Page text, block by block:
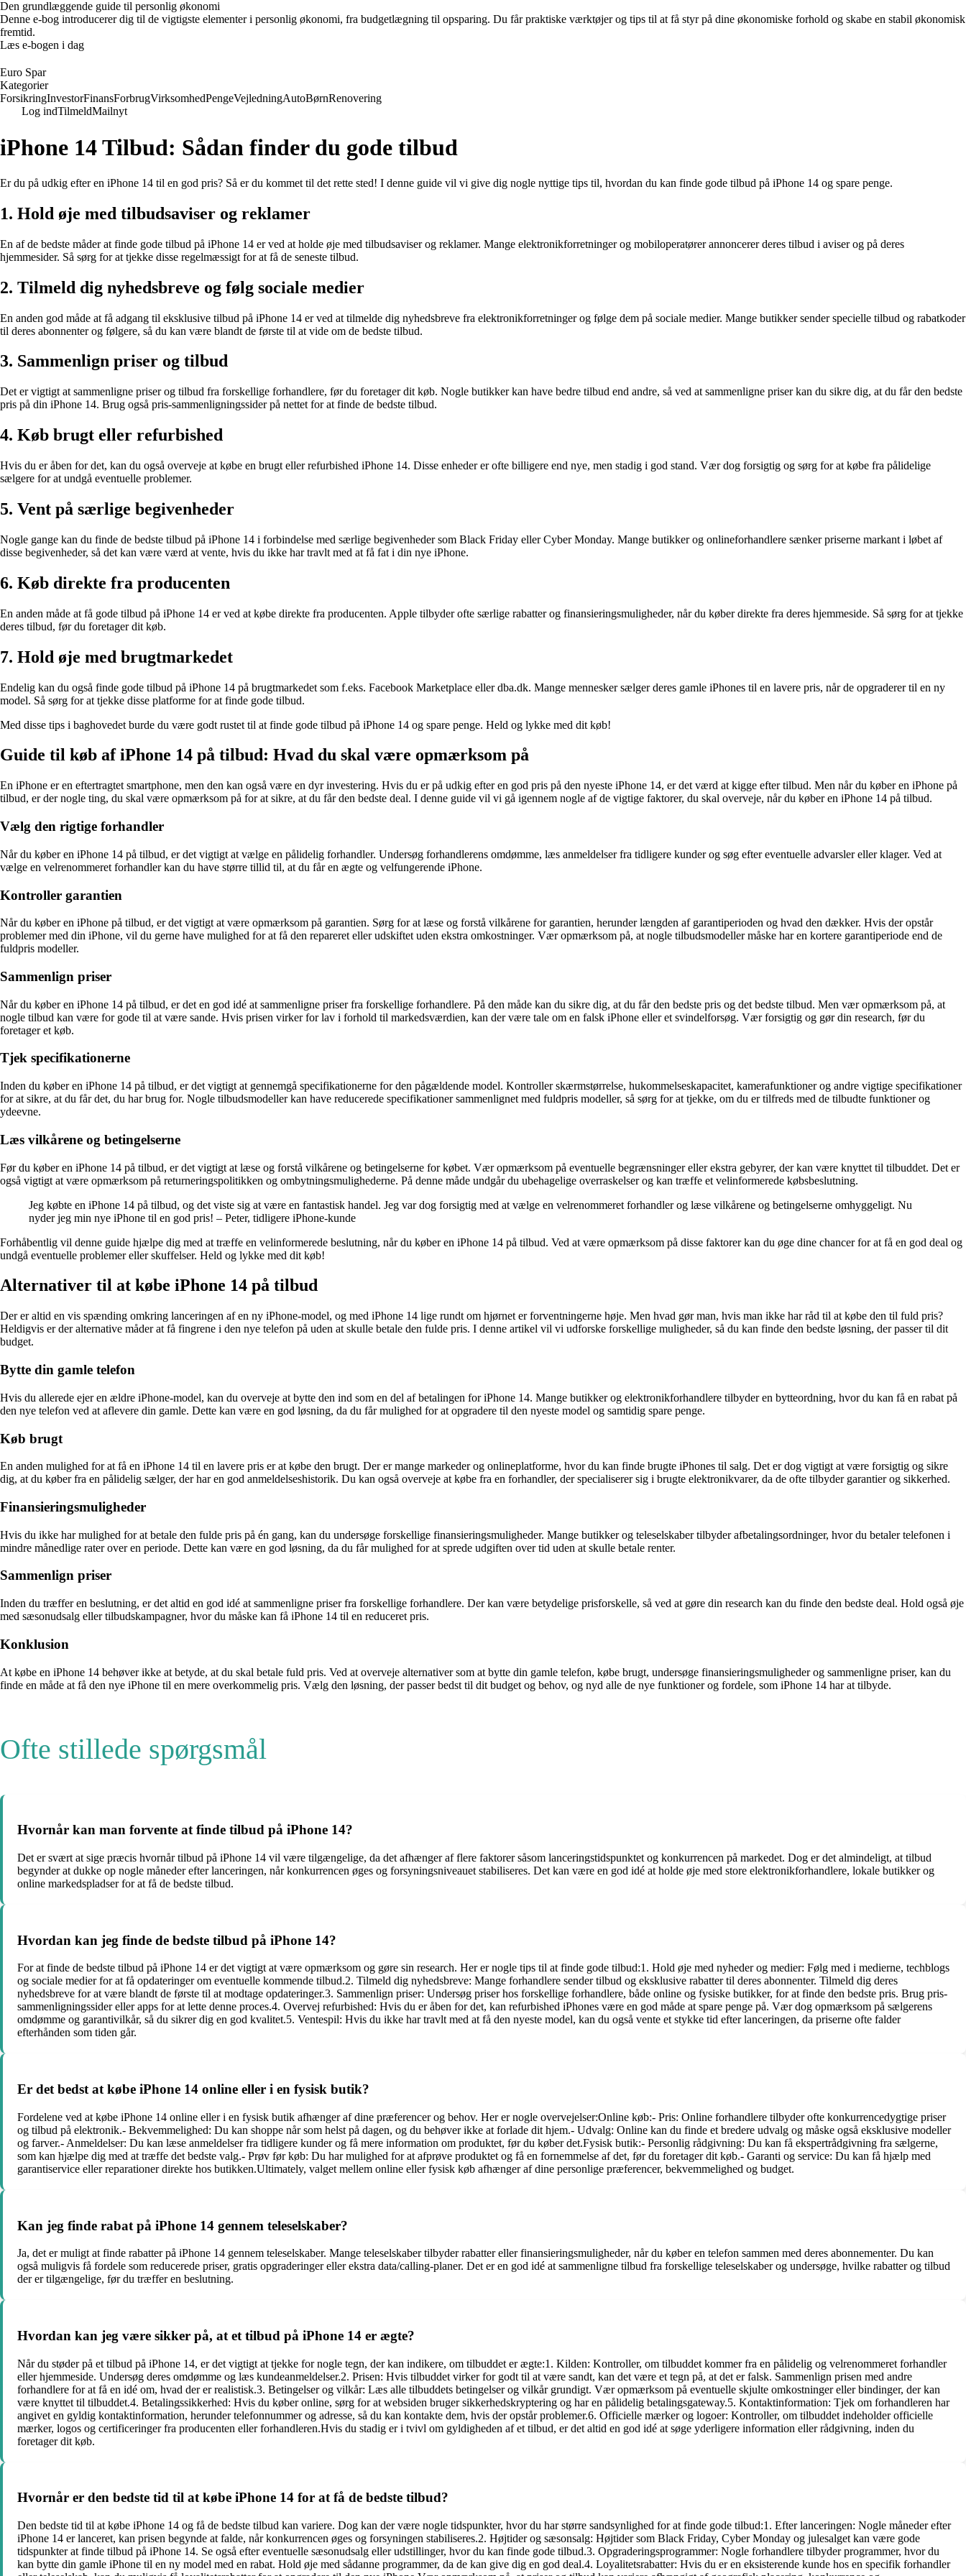
Den grundlæggende guide til personlig økonomi
Denne e-bog introducerer dig til de vigtigste elementer i personlig økonomi, fra budgetlægning til opsparing. Du får praktiske værktøjer og tips til at få styr på dine økonomiske forhold og skabe en stabil økonomisk
fremtid.
Læs e-bogen i dag
Euro Spar
Kategorier
ForsikringInvestorFinansForbrugVirksomhedPengeVejledningAutoBørnRenovering
Log indTilmeldMailnyt
iPhone 14 Tilbud: Sådan finder du gode tilbud
Er du på udkig efter en iPhone 14 til en god pris? Så er du kommet til det rette sted! I denne guide vil vi give dig nogle nyttige tips til, hvordan du kan finde gode tilbud på iPhone 14 og spare penge.
1. Hold øje med tilbudsaviser og reklamer
En af de bedste måder at finde gode tilbud på iPhone 14 er ved at holde øje med tilbudsaviser og reklamer. Mange elektronikforretninger og mobiloperatører annoncerer deres tilbud i aviser og på deres
hjemmesider. Så sørg for at tjekke disse regelmæssigt for at få de seneste tilbud.
2. Tilmeld dig nyhedsbreve og følg sociale medier
En anden god måde at få adgang til eksklusive tilbud på iPhone 14 er ved at tilmelde dig nyhedsbreve fra elektronikforretninger og følge dem på sociale medier. Mange butikker sender specielle tilbud og rabatkoder
til deres abonnenter og følgere, så du kan være blandt de første til at vide om de bedste tilbud.
3. Sammenlign priser og tilbud
Det er vigtigt at sammenligne priser og tilbud fra forskellige forhandlere, før du foretager dit køb. Nogle butikker kan have bedre tilbud end andre, så ved at sammenligne priser kan du sikre dig, at du får den bedste
pris på din iPhone 14. Brug også pris-sammenligningssider på nettet for at finde de bedste tilbud.
4. Køb brugt eller refurbished
Hvis du er åben for det, kan du også overveje at købe en brugt eller refurbished iPhone 14. Disse enheder er ofte billigere end nye, men stadig i god stand. Vær dog forsigtig og sørg for at købe fra pålidelige
sælgere for at undgå eventuelle problemer.
5. Vent på særlige begivenheder
Nogle gange kan du finde de bedste tilbud på iPhone 14 i forbindelse med særlige begivenheder som Black Friday eller Cyber Monday. Mange butikker og onlineforhandlere sænker priserne markant i løbet af
disse begivenheder, så det kan være værd at vente, hvis du ikke har travlt med at få fat i din nye iPhone.
6. Køb direkte fra producenten
En anden måde at få gode tilbud på iPhone 14 er ved at købe direkte fra producenten. Apple tilbyder ofte særlige rabatter og finansieringsmuligheder, når du køber direkte fra deres hjemmeside. Så sørg for at tjekke
deres tilbud, før du foretager dit køb.
7. Hold øje med brugtmarkedet
Endelig kan du også finde gode tilbud på iPhone 14 på brugtmarkedet som f.eks. Facebook Marketplace eller dba.dk. Mange mennesker sælger deres gamle iPhones til en lavere pris, når de opgraderer til en ny
model. Så sørg for at tjekke disse platforme for at finde gode tilbud.
Med disse tips i baghovedet burde du være godt rustet til at finde gode tilbud på iPhone 14 og spare penge. Held og lykke med dit køb!
Guide til køb af iPhone 14 på tilbud: Hvad du skal være opmærksom på
En iPhone er en eftertragtet smartphone, men den kan også være en dyr investering. Hvis du er på udkig efter en god pris på den nyeste iPhone 14, er det værd at kigge efter tilbud. Men når du køber en iPhone på
tilbud, er der nogle ting, du skal være opmærksom på for at sikre, at du får den bedste deal. I denne guide vil vi gå igennem nogle af de vigtige faktorer, du skal overveje, når du køber en iPhone 14 på tilbud.
Vælg den rigtige forhandler
Når du køber en iPhone 14 på tilbud, er det vigtigt at vælge en pålidelig forhandler. Undersøg forhandlerens omdømme, læs anmeldelser fra tidligere kunder og søg efter eventuelle advarsler eller klager. Ved at
vælge en velrenommeret forhandler kan du have større tillid til, at du får en ægte og velfungerende iPhone.
Kontroller garantien
Når du køber en iPhone på tilbud, er det vigtigt at være opmærksom på garantien. Sørg for at læse og forstå vilkårene for garantien, herunder længden af garantiperioden og hvad den dækker. Hvis der opstår
problemer med din iPhone, vil du gerne have mulighed for at få den repareret eller udskiftet uden ekstra omkostninger. Vær opmærksom på, at nogle tilbudsmodeller måske har en kortere garantiperiode end de
fuldpris modeller.
Sammenlign priser
Når du køber en iPhone 14 på tilbud, er det en god idé at sammenligne priser fra forskellige forhandlere. På den måde kan du sikre dig, at du får den bedste pris og det bedste tilbud. Men vær opmærksom på, at
nogle tilbud kan være for gode til at være sande. Hvis prisen virker for lav i forhold til markedsværdien, kan der være tale om en falsk iPhone eller et svindelforsøg. Vær forsigtig og gør din research, før du
foretager et køb.
Tjek specifikationerne
Inden du køber en iPhone 14 på tilbud, er det vigtigt at gennemgå specifikationerne for den pågældende model. Kontroller skærmstørrelse, hukommelseskapacitet, kamerafunktioner og andre vigtige specifikationer
for at sikre, at du får det, du har brug for. Nogle tilbudsmodeller kan have reducerede specifikationer sammenlignet med fuldpris modeller, så sørg for at tjekke, om du er tilfreds med de tilbudte funktioner og
ydeevne.
Læs vilkårene og betingelserne
Før du køber en iPhone 14 på tilbud, er det vigtigt at læse og forstå vilkårene og betingelserne for købet. Vær opmærksom på eventuelle begrænsninger eller ekstra gebyrer, der kan være knyttet til tilbuddet. Det er
også vigtigt at være opmærksom på returneringspolitikken og ombytningsmulighederne. På denne måde undgår du ubehagelige overraskelser og kan træffe et velinformerede købsbeslutning.
Jeg købte en iPhone 14 på tilbud, og det viste sig at være en fantastisk handel. Jeg var dog forsigtig med at vælge en velrenommeret forhandler og læse vilkårene og betingelserne omhyggeligt. Nu
nyder jeg min nye iPhone til en god pris! – Peter, tidligere iPhone-kunde
Forhåbentlig vil denne guide hjælpe dig med at træffe en velinformerede beslutning, når du køber en iPhone 14 på tilbud. Ved at være opmærksom på disse faktorer kan du øge dine chancer for at få en god deal og
undgå eventuelle problemer eller skuffelser. Held og lykke med dit køb!
Alternativer til at købe iPhone 14 på tilbud
Der er altid en vis spænding omkring lanceringen af en ny iPhone-model, og med iPhone 14 lige rundt om hjørnet er forventningerne høje. Men hvad gør man, hvis man ikke har råd til at købe den til fuld pris?
Heldigvis er der alternative måder at få fingrene i den nye telefon på uden at skulle betale den fulde pris. I denne artikel vil vi udforske forskellige muligheder, så du kan finde den bedste løsning, der passer til dit
budget.
Bytte din gamle telefon
Hvis du allerede ejer en ældre iPhone-model, kan du overveje at bytte den ind som en del af betalingen for iPhone 14. Mange butikker og elektronikforhandlere tilbyder en bytteordning, hvor du kan få en rabat på
den nye telefon ved at aflevere din gamle. Dette kan være en god løsning, da du får mulighed for at opgradere til den nyeste model og samtidig spare penge.
Køb brugt
En anden mulighed for at få en iPhone 14 til en lavere pris er at købe den brugt. Der er mange markeder og onlineplatforme, hvor du kan finde brugte iPhones til salg. Det er dog vigtigt at være forsigtig og sikre
dig, at du køber fra en pålidelig sælger, der har en god anmeldelseshistorik. Du kan også overveje at købe fra en forhandler, der specialiserer sig i brugte elektronikvarer, da de ofte tilbyder garantier og sikkerhed.
Finansieringsmuligheder
Hvis du ikke har mulighed for at betale den fulde pris på én gang, kan du undersøge forskellige finansieringsmuligheder. Mange butikker og teleselskaber tilbyder afbetalingsordninger, hvor du betaler telefonen i
mindre månedlige rater over en periode. Dette kan være en god løsning, da du får mulighed for at sprede udgiften over tid uden at skulle betale renter.
Sammenlign priser
Inden du træffer en beslutning, er det altid en god idé at sammenligne priser fra forskellige forhandlere. Der kan være betydelige prisforskelle, så ved at gøre din research kan du finde den bedste deal. Hold også øje
med sæsonudsalg eller tilbudskampagner, hvor du måske kan få iPhone 14 til en reduceret pris.
Konklusion
At købe en iPhone 14 behøver ikke at betyde, at du skal betale fuld pris. Ved at overveje alternativer som at bytte din gamle telefon, købe brugt, undersøge finansieringsmuligheder og sammenligne priser, kan du
finde en måde at få den nye iPhone til en mere overkommelig pris. Vælg den løsning, der passer bedst til dit budget og behov, og nyd alle de nye funktioner og fordele, som iPhone 14 har at tilbyde.
Ofte stillede spørgsmål
Hvornår kan man forvente at finde tilbud på iPhone 14?
Det er svært at sige præcis hvornår tilbud på iPhone 14 vil være tilgængelige, da det afhænger af flere faktorer såsom lanceringstidspunktet og konkurrencen på markedet. Dog er det almindeligt, at tilbud
begynder at dukke op nogle måneder efter lanceringen, når konkurrencen øges og forsyningsniveauet stabiliseres. Det kan være en god idé at holde øje med store elektronikforhandlere, lokale butikker og
online markedspladser for at få de bedste tilbud.
Hvordan kan jeg finde de bedste tilbud på iPhone 14?
For at finde de bedste tilbud på iPhone 14 er det vigtigt at være opmærksom og gøre sin research. Her er nogle tips til at finde gode tilbud:1. Hold øje med nyheder og medier: Følg med i medierne, techblogs
og sociale medier for at få opdateringer om eventuelle kommende tilbud.2. Tilmeld dig nyhedsbreve: Mange forhandlere sender tilbud og eksklusive rabatter til deres abonnenter. Tilmeld dig deres
nyhedsbreve for at være blandt de første til at modtage opdateringer.3. Sammenlign priser: Undersøg priser hos forskellige forhandlere, både online og fysiske butikker, for at finde den bedste pris. Brug pris-
sammenligningssider eller apps for at lette denne proces.4. Overvej refurbished: Hvis du er åben for det, kan refurbished iPhones være en god måde at spare penge på. Vær dog opmærksom på sælgerens
omdømme og garantivilkår, så du sikrer dig en god kvalitet.5. Ventespil: Hvis du ikke har travlt med at få den nyeste model, kan du også vente et stykke tid efter lanceringen, da priserne ofte falder
efterhånden som tiden går.
Er det bedst at købe iPhone 14 online eller i en fysisk butik?
Fordelene ved at købe iPhone 14 online eller i en fysisk butik afhænger af dine præferencer og behov. Her er nogle overvejelser:Online køb:- Pris: Online forhandlere tilbyder ofte konkurrencedygtige priser
og tilbud på elektronik.- Bekvemmelighed: Du kan shoppe når som helst på dagen, og du behøver ikke at forlade dit hjem.- Udvalg: Online kan du finde et bredere udvalg og måske også eksklusive modeller
og farver.- Anmeldelser: Du kan læse anmeldelser fra tidligere kunder og få mere information om produktet, før du køber det.Fysisk butik:- Personlig rådgivning: Du kan få ekspertrådgivning fra sælgerne,
som kan hjælpe dig med at træffe det bedste valg.- Prøv før køb: Du har mulighed for at afprøve produktet og få en fornemmelse af det, før du foretager dit køb.- Garanti og service: Du kan få hjælp med
garantiservice eller reparationer direkte hos butikken.Ultimately, valget mellem online eller fysisk køb afhænger af dine personlige præferencer, bekvemmelighed og budget.
Kan jeg finde rabat på iPhone 14 gennem teleselskaber?
Ja, det er muligt at finde rabatter på iPhone 14 gennem teleselskaber. Mange teleselskaber tilbyder rabatter eller finansieringsmuligheder, når du køber en telefon sammen med deres abonnementer. Du kan
også muligvis få fordele som reducerede priser, gratis opgraderinger eller ekstra data/calling-planer. Det er en god idé at sammenligne tilbud fra forskellige teleselskaber og undersøge, hvilke rabatter og tilbud
der er tilgængelige, før du træffer en beslutning.
Hvordan kan jeg være sikker på, at et tilbud på iPhone 14 er ægte?
Når du støder på et tilbud på iPhone 14, er det vigtigt at tjekke for nogle tegn, der kan indikere, om tilbuddet er ægte:1. Kilden: Kontroller, om tilbuddet kommer fra en pålidelig og velrenommeret forhandler
eller hjemmeside. Undersøg deres omdømme og læs kundeanmeldelser.2. Prisen: Hvis tilbuddet virker for godt til at være sandt, kan det være et tegn på, at det er falsk. Sammenlign prisen med andre
forhandlere for at få en idé om, hvad der er realistisk.3. Betingelser og vilkår: Læs alle tilbuddets betingelser og vilkår grundigt. Vær opmærksom på eventuelle skjulte omkostninger eller bindinger, der kan
være knyttet til tilbuddet.4. Betalingssikkerhed: Hvis du køber online, sørg for at websiden bruger sikkerhedskryptering og har en pålidelig betalingsgateway.5. Kontaktinformation: Tjek om forhandleren har
angivet en gyldig kontaktinformation, herunder telefonnummer og adresse, så du kan kontakte dem, hvis der opstår problemer.6. Officielle mærker og logoer: Kontroller, om tilbuddet indeholder officielle
mærker, logos og certificeringer fra producenten eller forhandleren.Hvis du stadig er i tvivl om gyldigheden af et tilbud, er det altid en god idé at søge yderligere information eller rådgivning, inden du
foretager dit køb.
Hvornår er den bedste tid til at købe iPhone 14 for at få de bedste tilbud?
Den bedste tid til at købe iPhone 14 og få de bedste tilbud kan variere. Dog kan der være nogle tidspunkter, hvor du har større sandsynlighed for at finde gode tilbud:1. Efter lanceringen: Nogle måneder efter
iPhone 14 er lanceret, kan prisen begynde at falde, når konkurrencen øges og forsyningen stabiliseres.2. Højtider og sæsonsalg: Højtider som Black Friday, Cyber Monday og julesalget kan være gode
tidspunkter at finde tilbud på iPhone 14. Se også efter eventuelle sæsonudsalg eller udstillinger, hvor du kan finde gode tilbud.3. Opgraderingsprogrammer: Nogle forhandlere tilbyder programmer, hvor du
kan bytte din gamle iPhone til en ny model med en rabat. Hold øje med sådanne programmer, da de kan give dig en god deal.4. Loyalitetsrabatter: Hvis du er en eksisterende kunde hos en specifik forhandler